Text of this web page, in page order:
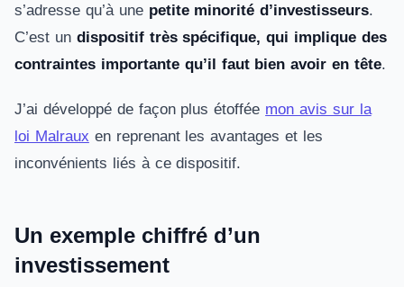
s’adresse qu’à une petite minorité d’investisseurs.
C’est un dispositif très spécifique, qui implique des
contraintes importante qu’il faut bien avoir en tête.
J’ai développé de façon plus étoffée mon avis sur la
loi Malraux en reprenant les avantages et les
inconvénients liés à ce dispositif.
Un exemple chiffré d’un
investissement